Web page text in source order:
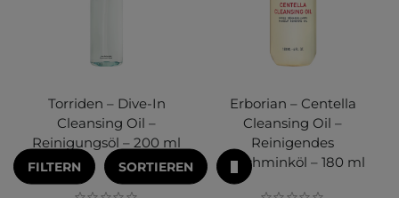
Torriden – Dive-In
Cleansing Oil –
Reinigungsöl – 200 ml
Erborian – Centella
Cleansing Oil –
Reinigendes
Abschminköl – 180 ml
FILTERN SORTIEREN